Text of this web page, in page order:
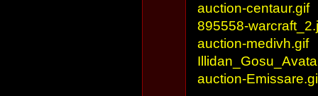
auction-centaur.gif
895558-
auction-medivh.gif
auction-